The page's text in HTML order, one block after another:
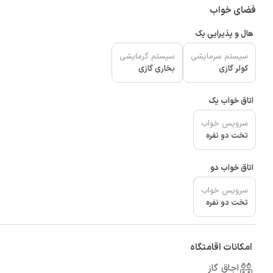
فضای خواب
هال و پذیرایی یک
سیستم سرمایشی
کولر گازی
سیستم گرمایشی
بخاری گازی
اتاق خواب یک
سرویس خواب
تخت دو نفره
اتاق خواب دو
سرویس خواب
تخت دو نفره
امکانات اقامتگاه
اجاق گاز